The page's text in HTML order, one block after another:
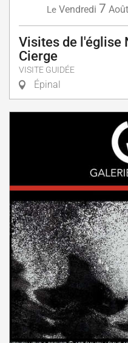
Le Vendredi 7 Août
Visites de l'église
Cierge
VISITE GUIDÉE
Épinal